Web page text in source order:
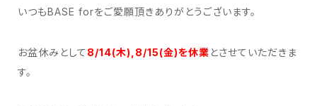
いつもBASE forをご愛願頂きありがとうございます。
お盆休みとして 8/14(木),8/15(金)を休業 とさせていただきま
す。